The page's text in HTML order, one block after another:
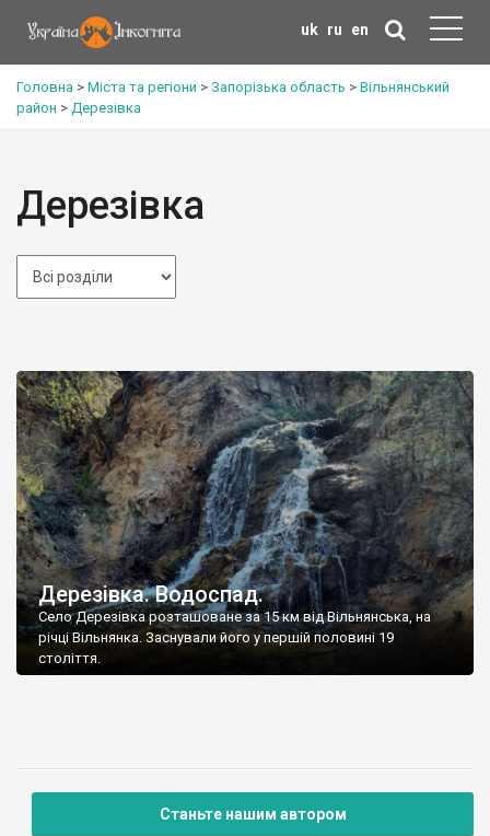
uk ru en
Головна > Міста та регіони > Запорізька область > Вільнянський
район > Дерезівка
Дерезівка
Дерезівка. Водоспад.
Село Дерезівка розташоване за 15 км від Вільнянська, на
річці Вільнянка. Заснували його у першій половині 19
століття.
Станьте нашим автором